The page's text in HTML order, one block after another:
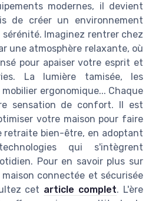
modernes, il devient
de créer un environnement
sérénité. Imaginez rentrer chez
une atmosphère relaxante, où
pour apaiser votre esprit et
La lumière tamisée, les
ergonomique... Chaque
sensation de confort. Il est
votre maison pour faire
retraite bien-être, en adoptant
qui s'intègrent
Pour en savoir plus sur
connectée et sécurisée
cet article complet. L'ère